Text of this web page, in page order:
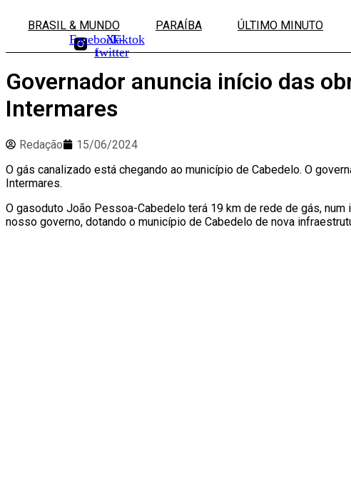
conteúdo
BRASIL & MUNDO PARAÍBA ÚLTIMO MINUTO
Facebook-
f
X-
twitter
Tiktok
Governador anuncia início das
Intermares
Redação
15/06/2024
O gás canalizado está chegando ao município de Cabedelo. O
Intermares.
O gasoduto João Pessoa-Cabedelo terá 19 km de rede de gás,
nosso governo, dotando o município de Cabedelo de nova